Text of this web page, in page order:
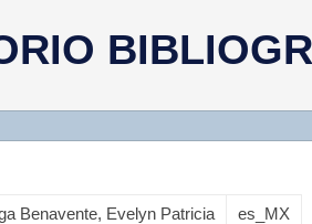
apoyo social en
General de
Benavente, Evelyn Patricia es_MX